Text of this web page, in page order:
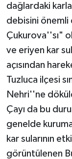
dağlardaki
debisini önemli
Çukurova''sı"
ve eriyen kar
açısından
Tuzluca ilçesi
Nehri''ne
Çayı da bu
genelde
kar sularının
görüntülenen